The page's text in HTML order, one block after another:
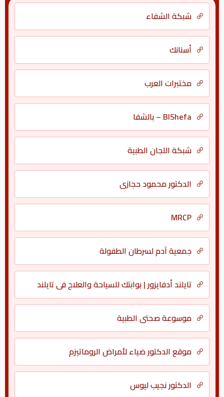
شبكة الشفاء
أسنانك
مختبرات العرب
BlShefa – بالشفا
شبكة اللجان الطبية
الدكتور محمود حجازي
MRCP
جمعية آدم لسرطان الطفولة
تايلند أدفايزور | بوابتك للسياحة والعلاج في تايلند
موسوعة صحتي الطبية
موقع الدكتور ضياء لأمراض الروماتيزم
الدكتور نجيب ليوس